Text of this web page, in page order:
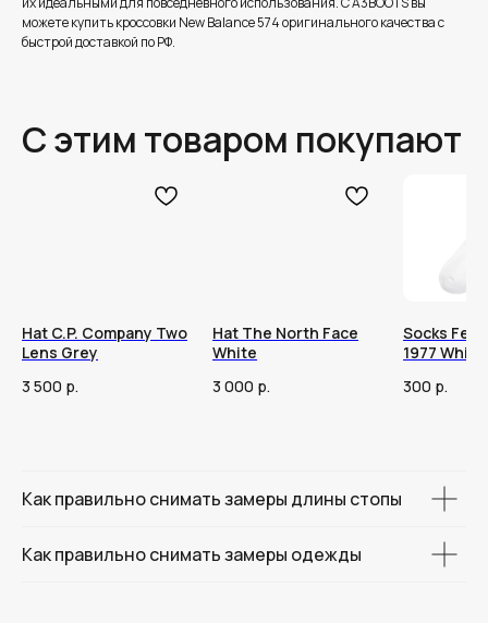
можете купить кроссовки New Balance 574 оригинального качества с
быстрой доставкой по РФ.
С этим товаром покупают
Hat C.P. Company Two
Lens Grey
3 500 р.
Hat The North Face
White
3 000 р.
Socks
1977 White
300 р.
Как правильно снимать замеры длины стопы
Как правильно снимать замеры одежды